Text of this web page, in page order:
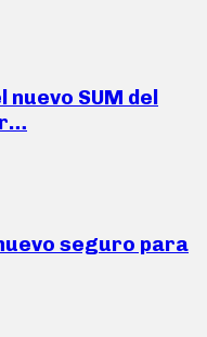
SUM del
seguro para